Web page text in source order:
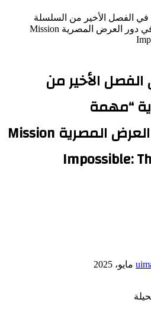
في الفصل الأخير من السلسلة
الأسطورية “مهمة مستحيلة”في دور العرض المصرية Mission
الأخير من
“مهمة
مستحيلة”في دور العرض المصرية Mission
Impossible: